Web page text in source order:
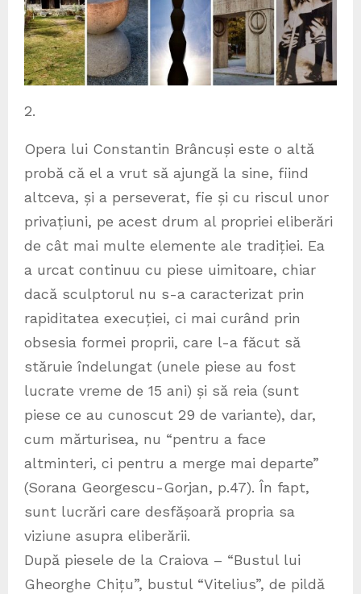
2.
Opera lui Constantin Brâncuși este o altă
probă că el a vrut să ajungă la sine, fiind
altceva, și a perseverat, fie și cu riscul unor
privațiuni, pe acest drum al propriei eliberări
de cât mai multe elemente ale tradiției. Ea
a urcat continuu cu piese uimitoare, chiar
dacă sculptorul nu s-a caracterizat prin
rapiditatea execuției, ci mai curând prin
obsesia formei proprii, care l-a făcut să
stăruie îndelungat (unele piese au fost
lucrate vreme de 15 ani) și să reia (sunt
piese ce au cunoscut 29 de variante), dar,
cum mărturisea, nu “pentru a face
altminteri, ci pentru a merge mai departe”
(Sorana Georgescu-Gorjan, p.47). În fapt,
sunt lucrări care desfășoară propria sa
viziune asupra eliberării.
După piesele de la Craiova – “Bustul lui
Gheorghe Chițu”, bustul “Vitelius”, de pildă